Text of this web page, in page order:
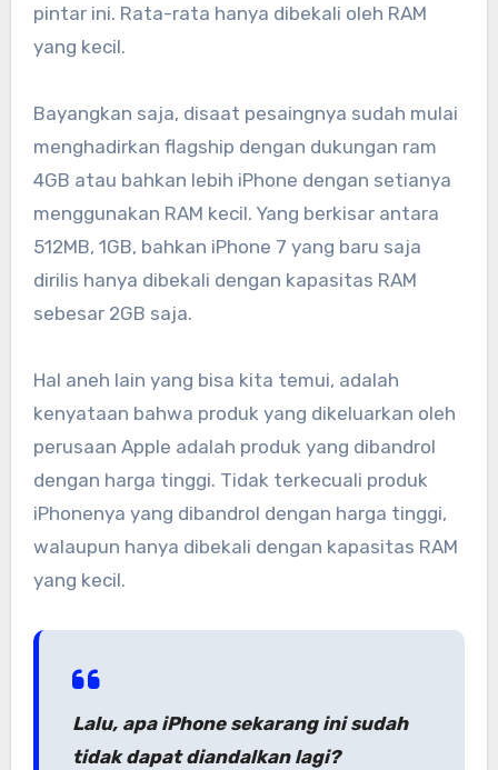
pintar ini. Rata-rata hanya dibekali oleh RAM
yang kecil.
Bayangkan saja, disaat pesaingnya sudah mulai
menghadirkan flagship dengan dukungan ram
4GB atau bahkan lebih iPhone dengan setianya
menggunakan RAM kecil. Yang berkisar antara
512MB, 1GB, bahkan iPhone 7 yang baru saja
dirilis hanya dibekali dengan kapasitas RAM
sebesar 2GB saja.
Hal aneh lain yang bisa kita temui, adalah
kenyataan bahwa produk yang dikeluarkan oleh
perusaan Apple adalah produk yang dibandrol
dengan harga tinggi. Tidak terkecuali produk
iPhonenya yang dibandrol dengan harga tinggi,
walaupun hanya dibekali dengan kapasitas RAM
yang kecil.
Lalu, apa iPhone sekarang ini sudah
tidak dapat diandalkan lagi?